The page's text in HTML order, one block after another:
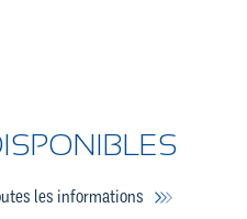
les informations